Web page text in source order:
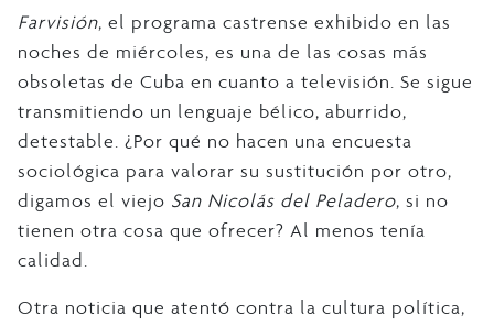
Farvisión, el programa castrense exhibido en las
noches de miércoles, es una de las cosas más
obsoletas de Cuba en cuanto a televisión. Se sigue
transmitiendo un lenguaje bélico, aburrido,
detestable. ¿Por qué no hacen una encuesta
sociológica para valorar su sustitución por otro,
digamos el viejo San Nicolás del Peladero, si no
tienen otra cosa que ofrecer? Al menos tenía
calidad.
Otra noticia que atentó contra la cultura política,